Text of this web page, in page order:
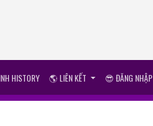
HISTORY 🌎 LIÊN KẾT 😎 ĐĂNG NHẬP